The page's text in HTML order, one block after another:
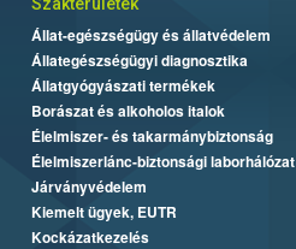
Állat-egészségügy és állatvédelem
Állategészségügyi diagnosztika
Állatgyógyászati termékek
Borászat és alkoholos italok
Élelmiszer- és takarmánybiztonság
Élelmiszerlánc-biztonsági laborhálózat
Járványvédelem
Kiemelt ügyek, EUTR
Kockázatkezelés